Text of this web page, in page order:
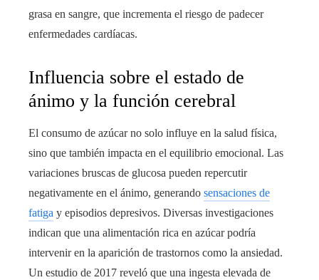
grasa en sangre, que incrementa el riesgo de padecer
enfermedades cardíacas.
Influencia sobre el estado de
ánimo y la función cerebral
El consumo de azúcar no solo influye en la salud física,
sino que también impacta en el equilibrio emocional. Las
variaciones bruscas de glucosa pueden repercutir
negativamente en el ánimo, generando sensaciones de
fatiga y episodios depresivos. Diversas investigaciones
indican que una alimentación rica en azúcar podría
intervenir en la aparición de trastornos como la ansiedad.
Un estudio de 2017 reveló que una ingesta elevada de